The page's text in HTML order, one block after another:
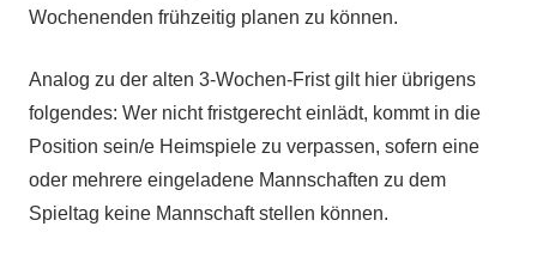
Wochenenden frühzeitig planen zu können.
Analog zu der alten 3-Wochen-Frist gilt hier übrigens
folgendes: Wer nicht fristgerecht einlädt, kommt in die
Position sein/e Heimspiele zu verpassen, sofern eine
oder mehrere eingeladene Mannschaften zu dem
Spieltag keine Mannschaft stellen können.